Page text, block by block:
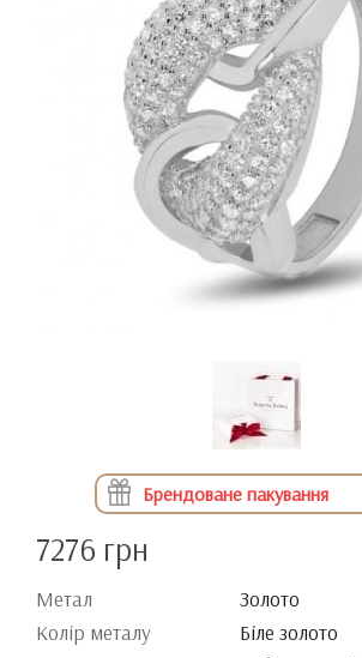
Брендоване пакування
7276 грн
Метал
Золото
Колір металу
Біле золото